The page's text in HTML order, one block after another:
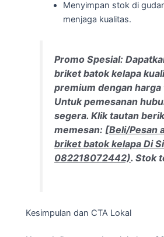
Menyimpan stok di
menjaga kualitas.
Promo Spesial:
briket batok kelapa
premium dengan
Untuk pemesanan
segera. Klik tautan
memesan: [Beli/Pesan
briket batok kelapa Di
082218072442). Stok
Kesimpulan dan CTA Lokal